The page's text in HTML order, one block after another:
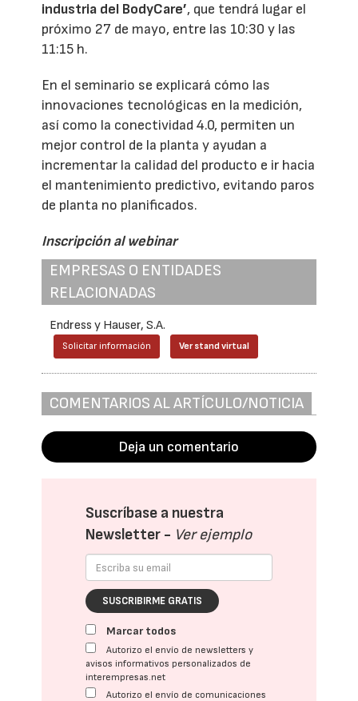
industria del BodyCare’, que tendrá lugar el
próximo 27 de mayo, entre las 10:30 y las
11:15 h.
En el seminario se explicará cómo las
innovaciones tecnológicas en la medición,
así como la conectividad 4.0, permiten un
mejor control de la planta y ayudan a
incrementar la calidad del producto e ir hacia
el mantenimiento predictivo, evitando paros
de planta no planificados.
Inscripción al webinar
EMPRESAS O ENTIDADES
RELACIONADAS
Endress y Hauser, S.A.
Solicitar información Ver stand virtual
COMENTARIOS AL ARTÍCULO/NOTICIA
Deja un comentario
Suscríbase a nuestra
Newsletter - Ver ejemplo
SUSCRIBIRME GRATIS
Marcar todos
Autorizo el envío de newsletters y
avisos informativos personalizados de
interempresas.net
Autorizo el envío de comunicaciones